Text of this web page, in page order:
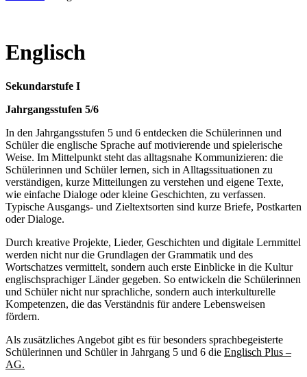
Englisch
Sekundarstufe I
Jahrgangsstufen 5/6
In den Jahrgangsstufen 5 und 6 entdecken die Schülerinnen und
Schüler die englische Sprache auf motivierende und spielerische
Weise. Im Mittelpunkt steht das alltagsnahe Kommunizieren: die
Schülerinnen und Schüler lernen, sich in Alltagssituationen zu
verständigen, kurze Mitteilungen zu verstehen und eigene Texte,
wie einfache Dialoge oder kleine Geschichten, zu verfassen.
Typische Ausgangs- und Zieltextsorten sind kurze Briefe, Postkarten
oder Dialoge.
Durch kreative Projekte, Lieder, Geschichten und digitale Lernmittel
werden nicht nur die Grundlagen der Grammatik und des
Wortschatzes vermittelt, sondern auch erste Einblicke in die Kultur
englischsprachiger Länder gegeben. So entwickeln die Schülerinnen
und Schüler nicht nur sprachliche, sondern auch interkulturelle
Kompetenzen, die das Verständnis für andere Lebensweisen
fördern.
Als zusätzliches Angebot gibt es für besonders sprachbegeisterte
Schülerinnen und Schüler in Jahrgang 5 und 6 die Englisch Plus –
AG.